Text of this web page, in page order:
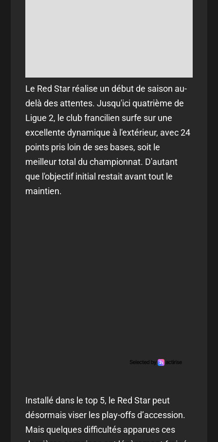
Le Red Star réalise un début de saison au-
delà des attentes. Jusqu'ici quatrième de
Ligue 2, le club francilien surfe sur une
excellente dynamique à l'extérieur, avec 24
points pris loin de ses bases, soit le
meilleur total du championnat. D'autant
que l'objectif initial restait avant tout le
maintien.
Installé dans le top 5, le Red Star peut
désormais viser les play-offs d’accession.
Mais quelques difficultés apparues ces